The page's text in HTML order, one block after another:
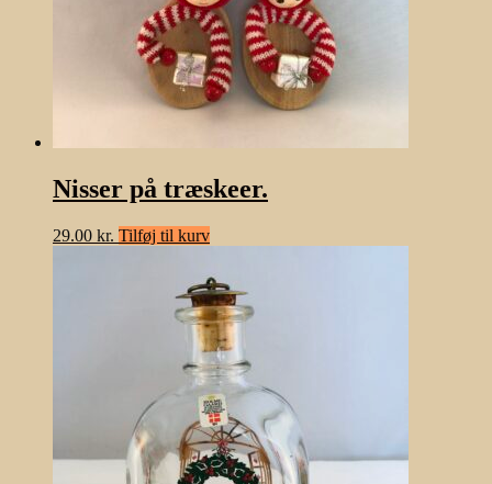
Nisser på træskeer.
29.00 kr. Tilføj til kurv